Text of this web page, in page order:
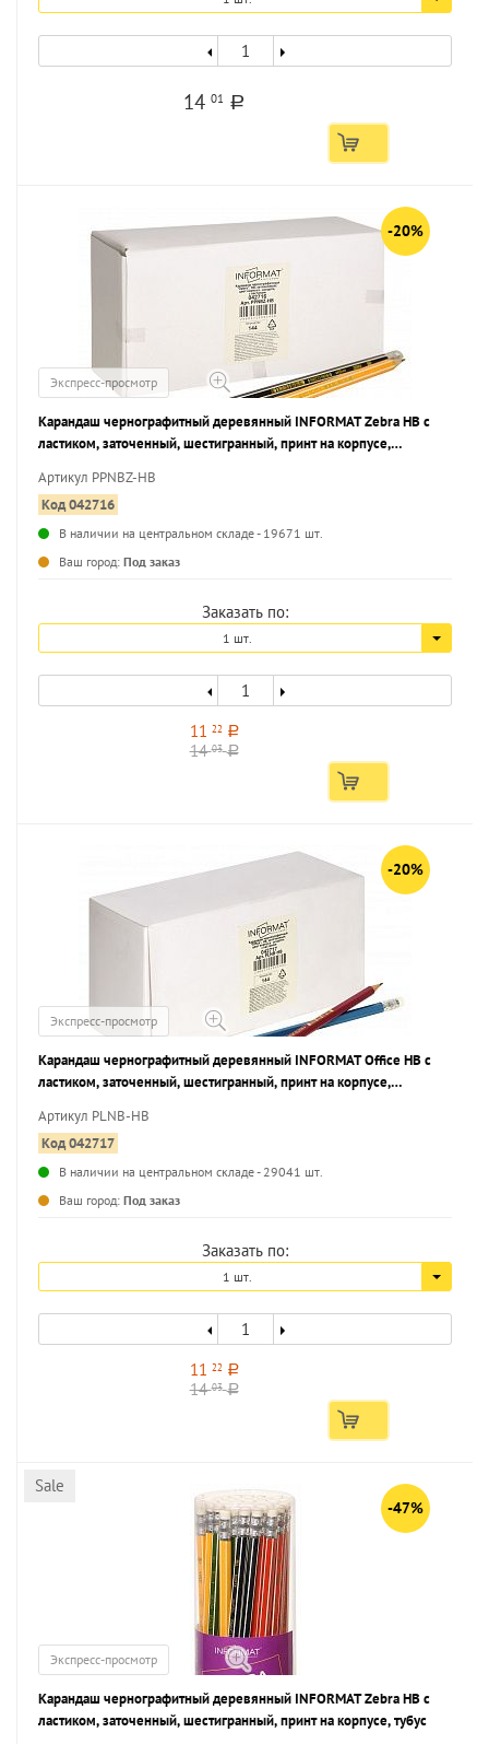
1401 a
-20%
Экспресс-просмотр
Карандаш чернографитный деревянный INFORMAT Zebra НВ с
ластиком, заточенный, шестигранный, принт на корпусе,
Артикул PPNBZ-HB
Код 042716
В наличии на центральном складе - 19671 шт.
Ваш город: Под заказ
Заказать по:
1 шт.
11 22 a
1403 a
-20%
Экспресс-просмотр
Карандаш чернографитный деревянный INFORMAT Office НВ с
ластиком, заточенный, шестигранный, принт на корпусе,
Артикул PLNB-HB
Код 042717
В наличии на центральном складе - 29041 шт.
Ваш город: Под заказ
Заказать по:
1 шт.
11 22 a
1403 a
Sale
-47%
Экспресс-просмотр
Карандаш чернографитный деревянный INFORMAT Zebra НВ с
ластиком, заточенный, шестигранный, принт на корпусе, тубус